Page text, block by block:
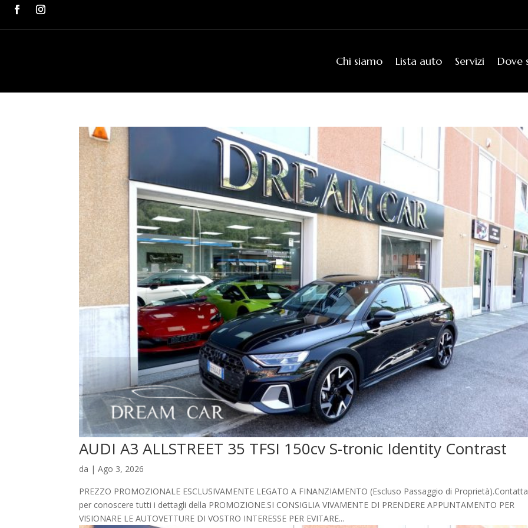
Chi siamo Lista auto Servizi Dove
AUDI A3 ALLSTREET 35 TFSI 150cv S-tronic Identity Contrast
da |Ago 3, 2026
PREZZO PROMOZIONALE ESCLUSIVAMENTE LEGATO A FINANZIAMENTO (Escluso Passaggio di
per conoscere tutti i dettagli della PROMOZIONE.SI CONSIGLIA VIVAMENTE DI PRENDERE APPUNTAMENTO PER
VISIONARE LE AUTOVETTURE DI VOSTRO INTERESSE PER EVITARE...